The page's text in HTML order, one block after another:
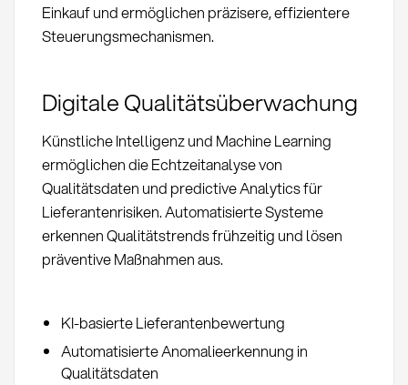
Einkauf und ermöglichen präzisere, effizientere
Steuerungsmechanismen.
Digitale Qualitätsüberwachung
Künstliche Intelligenz und Machine Learning
ermöglichen die Echtzeitanalyse von
Qualitätsdaten und predictive Analytics für
Lieferantenrisiken. Automatisierte Systeme
erkennen Qualitätstrends frühzeitig und lösen
präventive Maßnahmen aus.
KI-basierte Lieferantenbewertung
Automatisierte Anomalieerkennung in
Qualitätsdaten